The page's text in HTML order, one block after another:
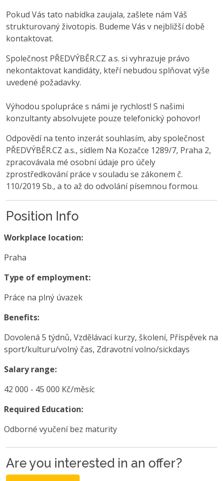
Pokud Vás tato nabídka zaujala, zašlete nám Váš
strukturovaný životopis. Budeme Vás v nejbližší době
kontaktovat.
Společnost PŘEDVÝBĚR.CZ a.s. si vyhrazuje právo
nekontaktovat kandidáty, kteří nebudou splňovat výše
uvedené požadavky.
Výhodou spolupráce s námi je rychlost! S našimi
konzultanty absolvujete pouze telefonický pohovor!
Odpovědí na tento inzerát souhlasím, aby společnost
PŘEDVÝBĚR.CZ a.s., sídlem Na Kozačce 1289/7, Praha 2,
zpracovávala mé osobní údaje pro účely
zprostředkování práce v souladu se zákonem č.
110/2019 Sb., a to až do odvolání písemnou formou.
Position Info
Workplace location:
Praha
Type of employment:
Práce na plný úvazek
Benefits:
Dovolená 5 týdnů, Vzdělávací kurzy, školení, Příspěvek na
sport/kulturu/volný čas, Zdravotní volno/sickdays
Salary range:
42 000 - 45 000 Kč/měsíc
Required Education:
Odborné vyučení bez maturity
Are you interested in an offer?